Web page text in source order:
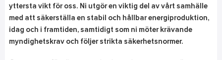
yttersta vikt för oss. Ni utgör en viktig del av vårt samhälle
med att säkerställa en stabil och hållbar energiproduktion,
idag och i framtiden, samtidigt som ni möter krävande
myndighetskrav och följer strikta säkerhetsnormer.